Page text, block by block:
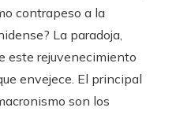
contrapeso a la
La paradoja,
este rejuvenecimiento
envejece. El principal
son los